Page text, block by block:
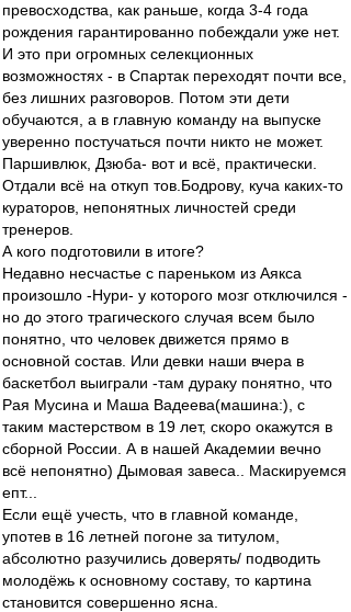
превосходства, как раньше, когда 3-4 года
рождения гарантированно побеждали уже нет.
И это при огромных селекционных
возможностях - в Спартак переходят почти все,
без лишних разговоров. Потом эти дети
обучаются, а в главную команду на выпуске
уверенно постучаться почти никто не может.
Паршивлюк, Дзюба- вот и всё, практически.
Отдали всё на откуп тов.Бодрову, куча каких-то
кураторов, непонятных личностей среди
тренеров.
А кого подготовили в итоге?
Недавно несчастье с пареньком из Аякса
произошло -Нури- у которого мозг отключился -
но до этого трагического случая всем было
понятно, что человек движется прямо в
основной состав. Или девки наши вчера в
баскетбол выиграли -там дураку понятно, что
Рая Мусина и Маша Вадеева(машина:), с
таким мастерством в 19 лет, скоро окажутся в
сборной России. А в нашей Академии вечно
всё непонятно) Дымовая завеса.. Маскируемся
епт...
Если ещё учесть, что в главной команде,
употев в 16 летней погоне за титулом,
абсолютно разучились доверять/ подводить
молодёжь к основному составу, то картина
становится совершенно ясна.